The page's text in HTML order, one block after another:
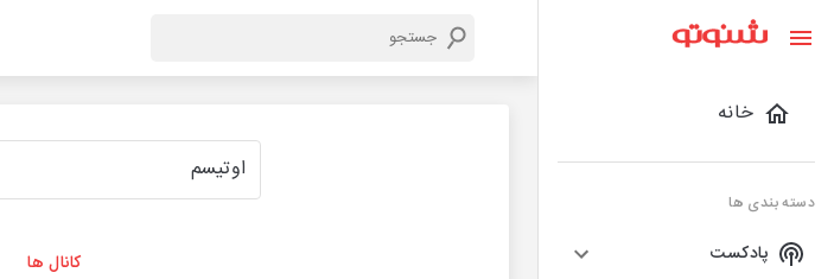
خانه
دسته بندی ها
پادکست
کانال ها